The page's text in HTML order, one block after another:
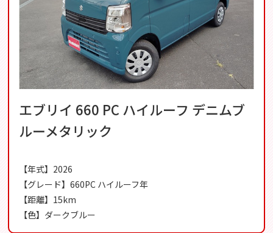
エブリイ 660 PC ハイルーフ デニムブ
ルーメタリック
【年式】2026
【グレード】660PC ハイルーフ年
【距離】15km
【色】ダークブルー